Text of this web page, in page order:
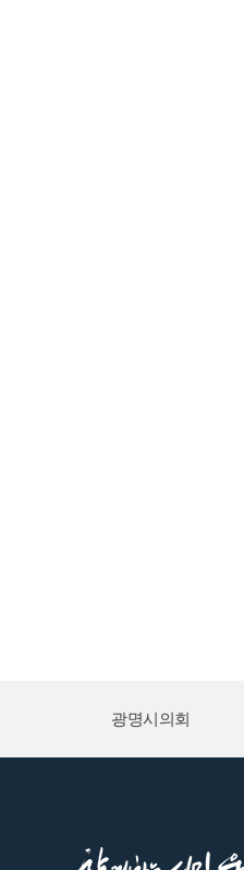
광명시의회